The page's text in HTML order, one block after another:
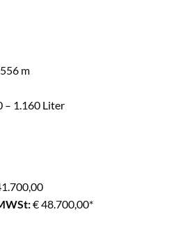
m
– 1.160 Liter
€ 48.700,00*